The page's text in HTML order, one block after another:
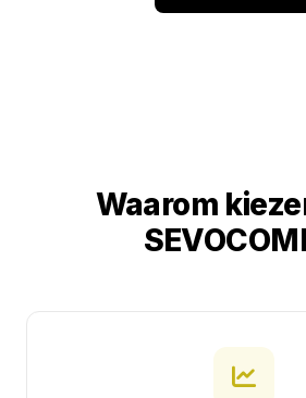
Waarom